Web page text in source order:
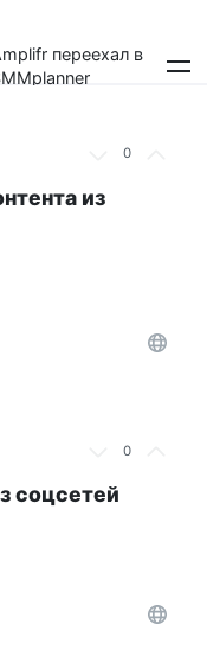
переехал в
0
из
0
соцсетей